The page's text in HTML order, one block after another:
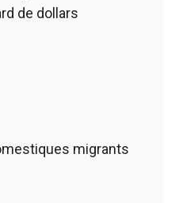
de dollars
migrants